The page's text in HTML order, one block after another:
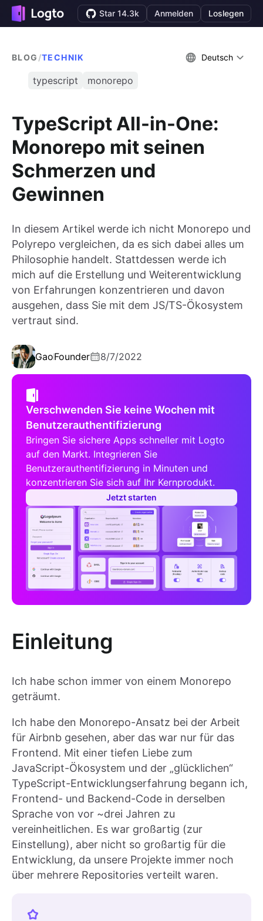
Star 14.3k Anmelden Loslegen
BLOG /TECHNIK Deutsch
typescript monorepo
TypeScript All-in-One:
Monorepo mit seinen
Schmerzen und
Gewinnen
In diesem Artikel werde ich nicht Monorepo und
Polyrepo vergleichen, da es sich dabei alles um
Philosophie handelt. Stattdessen werde ich
mich auf die Erstellung und Weiterentwicklung
von Erfahrungen konzentrieren und davon
ausgehen, dass Sie mit dem JS/TS-Ökosystem
vertraut sind.
GaoFounder 8/7/2022
Verschwenden Sie keine Wochen mit
Benutzerauthentifizierung
Bringen Sie sichere Apps schneller mit Logto
auf den Markt. Integrieren Sie
Benutzerauthentifizierung in Minuten und
konzentrieren Sie sich auf Ihr Kernprodukt.
Jetzt starten
Einleitung
Ich habe schon immer von einem Monorepo
geträumt.
Ich habe den Monorepo-Ansatz bei der Arbeit
für Airbnb gesehen, aber das war nur für das
Frontend. Mit einer tiefen Liebe zum
JavaScript-Ökosystem und der „glücklichen“
TypeScript-Entwicklungserfahrung begann ich,
Frontend- und Backend-Code in derselben
Sprache von vor ~drei Jahren zu
vereinheitlichen. Es war großartig (zur
Einstellung), aber nicht so großartig für die
Entwicklung, da unsere Projekte immer noch
über mehrere Repositories verteilt waren.